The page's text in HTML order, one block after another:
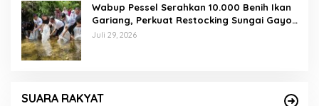
Wabup Pessel Serahkan 10.000 Benih Ikan
Gariang, Perkuat Restocking Sungai Gayo
demi Kelestarian Perairan
Juli 29, 2026
SUARA RAKYAT